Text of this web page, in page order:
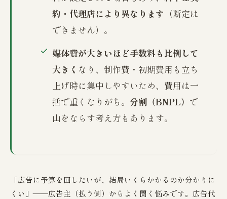
約・代理店により異なります （断定は
できません）。
媒体費が大きいほど手数料も比例して
大きく なり、制作費・初期費用も立ち
上げ時に集中しやすいため、費用は一
括で重くなりがち。 分割（BNPL） で
山をならす考え方もあります。
「広告に予算を回したいが、結局いくらかかるのか分かりに
くい」——広告主（払う側）からよく聞く悩みです。広告代